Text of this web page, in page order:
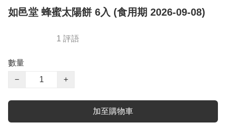
如邑堂 蜂蜜太陽餅 6入 (食用期 2026-09-08)
1 評語
數量
−
+
加至購物車